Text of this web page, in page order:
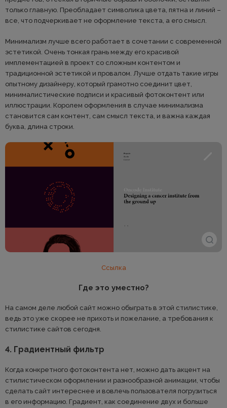
только главную. Преобладает символика цвета, пятна и линий –
все, что подчеркивает не оформление текста, а его смысл.
Минимализм лучше всего работает в сочетании с современной
эстетикой. Очень тонкая грань между его красивой
имплементацией в проект со сложным контентом и
традиционной эстетикой и провалом. Лучше отдать такие игры
опытному дизайнеру, который грамотно соединит цвет,
минималистические подписи и красивый фотоконтент или
иллюстрации. Королем оформления в случае минимализма
становится сам контент, сам смысл текста, и важна каждая
буква, длина строки.
Ссылка
Где это уместно?
На самом деле любой сайт можно обыграть в этой стилистике,
ведь это уже скорее не прихоть и пожелание, а требования к
стилистике сайтов сегодня.
4. Градиентный фильтр
Когда конкретного фотоконтента нет, можно дать акцент на
стилистическом оформлении и разнообразной анимации, чтобы
сделать сайт интереснее и вовлечь пользователя погрузиться
в его информацию. Градиент, как соединение двух и больше